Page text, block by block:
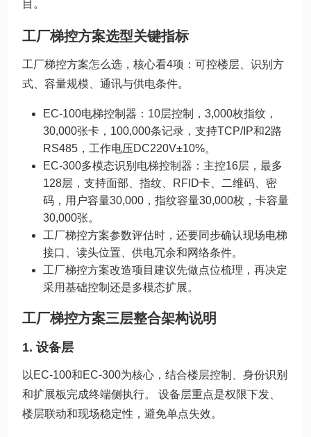
目。
工厂梯控方案选型关键指标
工厂梯控方案怎么选，核心看4项：可控楼层、识别方
式、容量规模、通讯与供电条件。
EC-100电梯控制器：10层控制，3,000枚指纹，
30,000张卡，100,000条记录，支持TCP/IP和2路
RS485，工作电压DC220V±10%。
EC-300多模态识别电梯控制器：主控16层，最多
128层，支持面部、指纹、RFID卡、二维码、密
码，用户容量30,000，指纹容量30,000枚，卡容量
30,000张。
工厂梯控方案参数评估时，还要同步确认现场电梯
接口、读头位置、供电冗余和网络条件。
工厂梯控方案改造项目建议先做点位梳理，再决定
采用基础控制还是多模态扩展。
工厂梯控方案三层整合架构说明
1. 设备层
以EC-100和EC-300为核心，结合楼层控制、身份识别
和扩展板完成终端侧执行。 设备层重点是权限下发、
楼层联动和现场稳定性，避免单点失效。